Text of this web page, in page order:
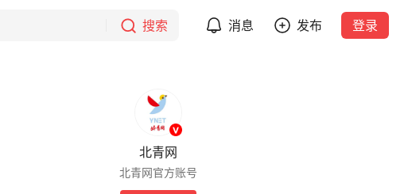
搜索 消息 发布 登录
北青网
北青网官方账号